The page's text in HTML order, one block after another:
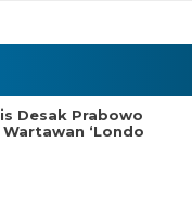
Desak Prabowo
‘Londo